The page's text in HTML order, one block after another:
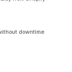
downtime